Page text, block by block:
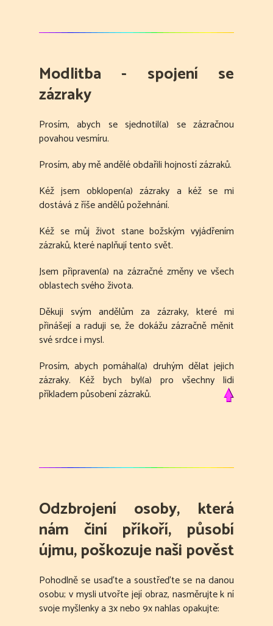
Modlitba - spojení se
zázraky
Prosím, abych se sjednotil(a) se zázračnou
povahou vesmíru.
Prosím, aby mě andělé obdařili hojností zázraků.
Kéž jsem obklopen(a) zázraky a kéž se mi
dostává z říše andělů požehnání.
Kéž se můj život stane božským vyjádřením
zázraků, které naplňují tento svět.
Jsem připraven(a) na zázračné změny ve všech
oblastech svého života.
Děkuji svým andělům za zázraky, které mi
přinášejí a raduji se, že dokážu zázračně měnit
své srdce i mysl.
Prosím, abych pomáhal(a) druhým dělat jejich
zázraky. Kéž bych byl(a) pro všechny lidi
příkladem působení zázraků.
Odzbrojení osoby, která
nám činí příkoří, působí
újmu, poškozuje naši pověst
Pohodlně se usaďte a soustřeďte se na danou
osobu; v mysli utvořte její obraz, nasměrujte k ní
svoje myšlenky a 3x nebo 9x nahlas opakujte: